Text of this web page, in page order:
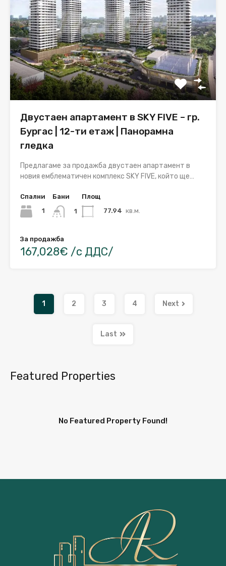
Двустаен апартамент в SKY FIVE – гр.
Бургас | 12-ти етаж | Панорамна
гледка
Предлагаме за продажба двустаен апартамент в
новия емблематичен комплекс SKY FIVE, който ще…
Спални
1
Бани
1
Площ
77.94 кв.м.
За продажба
167,028€ /с ДДС/
1 2 3 4 Next
Last
Featured Properties
No Featured Property Found!